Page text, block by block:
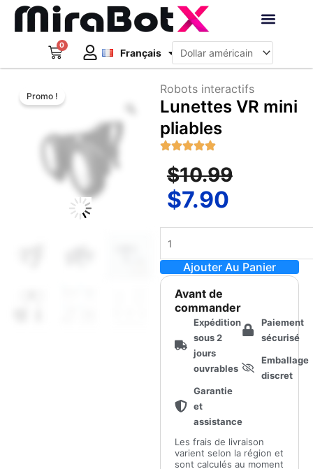
Aller
0
Panier Français
Deutsch
日本語
Promo ! Zoom
Robots interactifs
Lunettes VR mini
pliables
$10.99
Le
prix
initial
était :
$10.99.
$7.90
Le
prix
actuel
$7.90.
de
Lunettes
VR
mini
pliables
Ajouter Au Panier
Avant de
commander
Expédition
sous 2
jours
ouvrables
Garantie
et
assistance
Paiement
sécurisé
Emballage
discret
Les frais de livraison
varient selon la région et
sont calculés au moment